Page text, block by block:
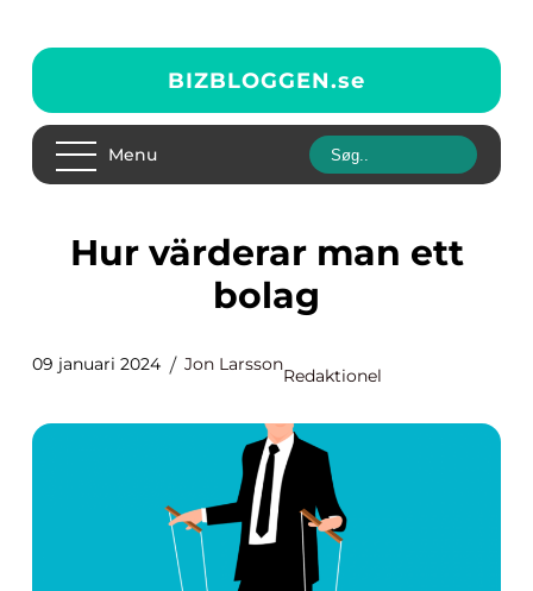
BIZBLOGGEN.se
Menu
Hur värderar man ett
bolag
09 januari 2024 Jon Larsson
Redaktionel